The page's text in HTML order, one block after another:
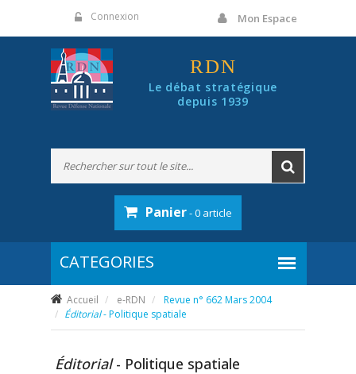
Connexion Mon Espace
RDN
Le débat stratégique
depuis 1939
Panier- 0 article
Accueil e-RDN
Revue n° 662 Mars 2004
Éditorial- Politique spatiale
Éditorial- Politique spatiale